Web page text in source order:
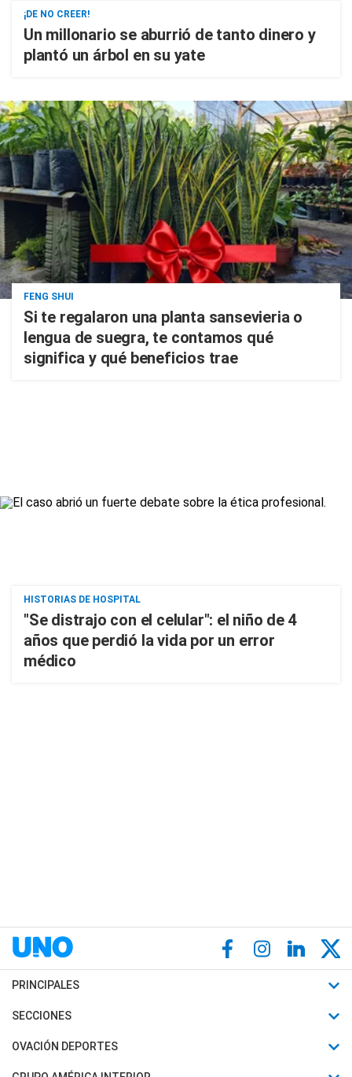
¡DE NO CREER!
Un millonario se aburrió de tanto dinero y
plantó un árbol en su yate
FENG SHUI
Si te regalaron una planta sansevieria o
lengua de suegra, te contamos qué
significa y qué beneficios trae
HISTORIAS DE HOSPITAL
"Se distrajo con el celular": el niño de 4
años que perdió la vida por un error
médico
PRINCIPALES
Últimas Noticias
Política
SECCIONES
Horóscopo
Motores
OVACIÓN DEPORTES